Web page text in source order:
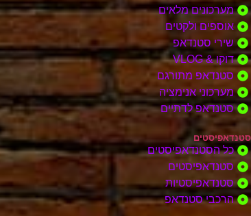
מערכונים מלאים
אוספים ולקטים
שירי סטנדאפ
דוקו & VLOG
סטנדאפ מתורגם
מערכוני אנימציה
סטנדאפ לדתיים
סטנדאפיסטים
כל הסטנדאפיסטים
סטנדאפיסטים
סטנדאפיסטיות
הרכבי סטנדאפ